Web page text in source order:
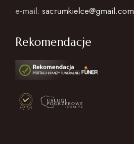
e-mail:sacrumkielce@gmail.com
Rekomendacje